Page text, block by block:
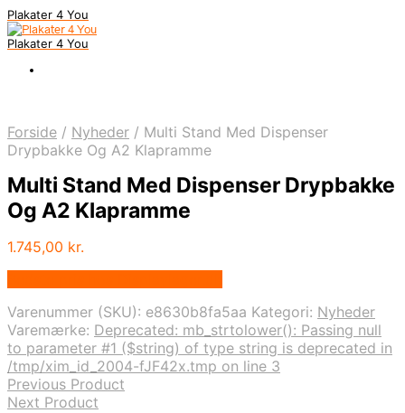
Plakater 4 You
Plakater 4 You
Forside / Nyheder / Multi Stand Med Dispenser
Drypbakke Og A2 Klapramme
Multi Stand Med Dispenser Drypbakke
Og A2 Klapramme
1.745,00 kr.
Varenummer (SKU): e8630b8fa5aa Kategori: Nyheder
Varemærke: Deprecated: mb_strtolower(): Passing null
to parameter #1 ($string) of type string is deprecated in
/tmp/xim_id_2004-fJF42x.tmp on line 3
Previous Product
Next Product